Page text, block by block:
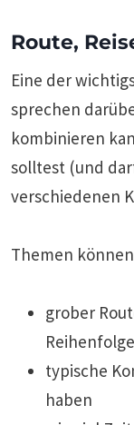
Route,
Eine der
sprechen
kombinieren
solltest (und
verschiedenen
Themen
grober
typische
haben